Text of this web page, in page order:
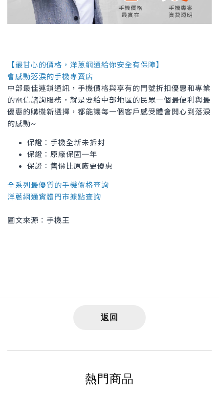
【最甘心的價格，洋蔥網通給你安全有保障】
會感動落淚的手機專賣店
中部最佳連鎖通訊，手機價格與享有的門號折扣優惠和專業
的電信諮詢服務，就是要給中部地區的民眾一個最便利與最
優惠的購機新選擇，都能讓每一個客戶感受體會開心到落淚
的感動~
保證：手機全新未拆封
保證：原廠保固一年
保證：售價比原廠更優惠
全系列最優質的手機價格查詢
洋蔥網通實體門市據點查詢
圖文來源：手機王
返回
熱門商品